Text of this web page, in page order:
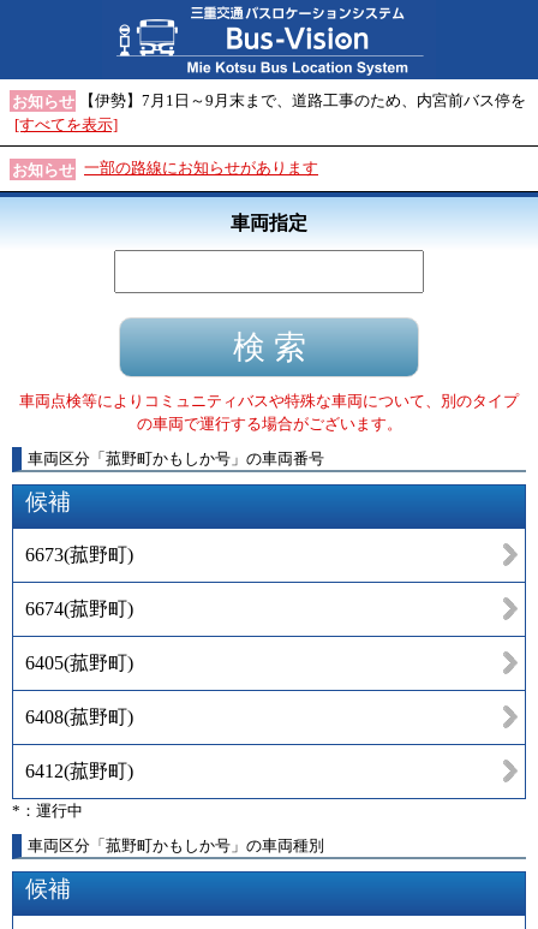
お知らせ
【伊勢】7月1日～9月末まで、道路工事のため、内宮前バス停を
[すべてを表示]
お知らせ 一部の路線にお知らせがあります
車両指定
車両点検等によりコミュニティバスや特殊な車両について、別のタイプ
の車両で運行する場合がございます。
車両区分 「 菰野町かもしか号 」 の車両番号
候補
6673(菰野町)
6674(菰野町)
6405(菰野町)
6408(菰野町)
6412(菰野町)
*：運行中
車両区分「菰野町かもしか号」の車両種別
候補